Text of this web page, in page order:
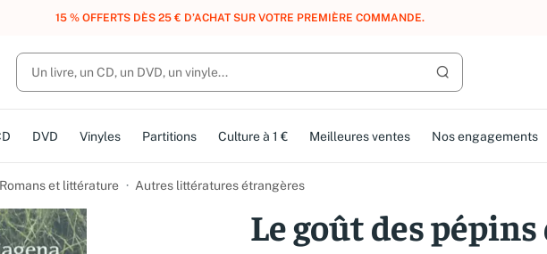
ACHAT, DES POINTS, DES RÉCOMPENSES :REJOIGNEZ GRATUITEMENT LE CLUB AMMAREAL.
Lancer la
DVD Vinyles Partitions Culture à 1 € Meilleures ventes Nos engagements
Romans et littérature Autres littératures étrangères
Le goût des